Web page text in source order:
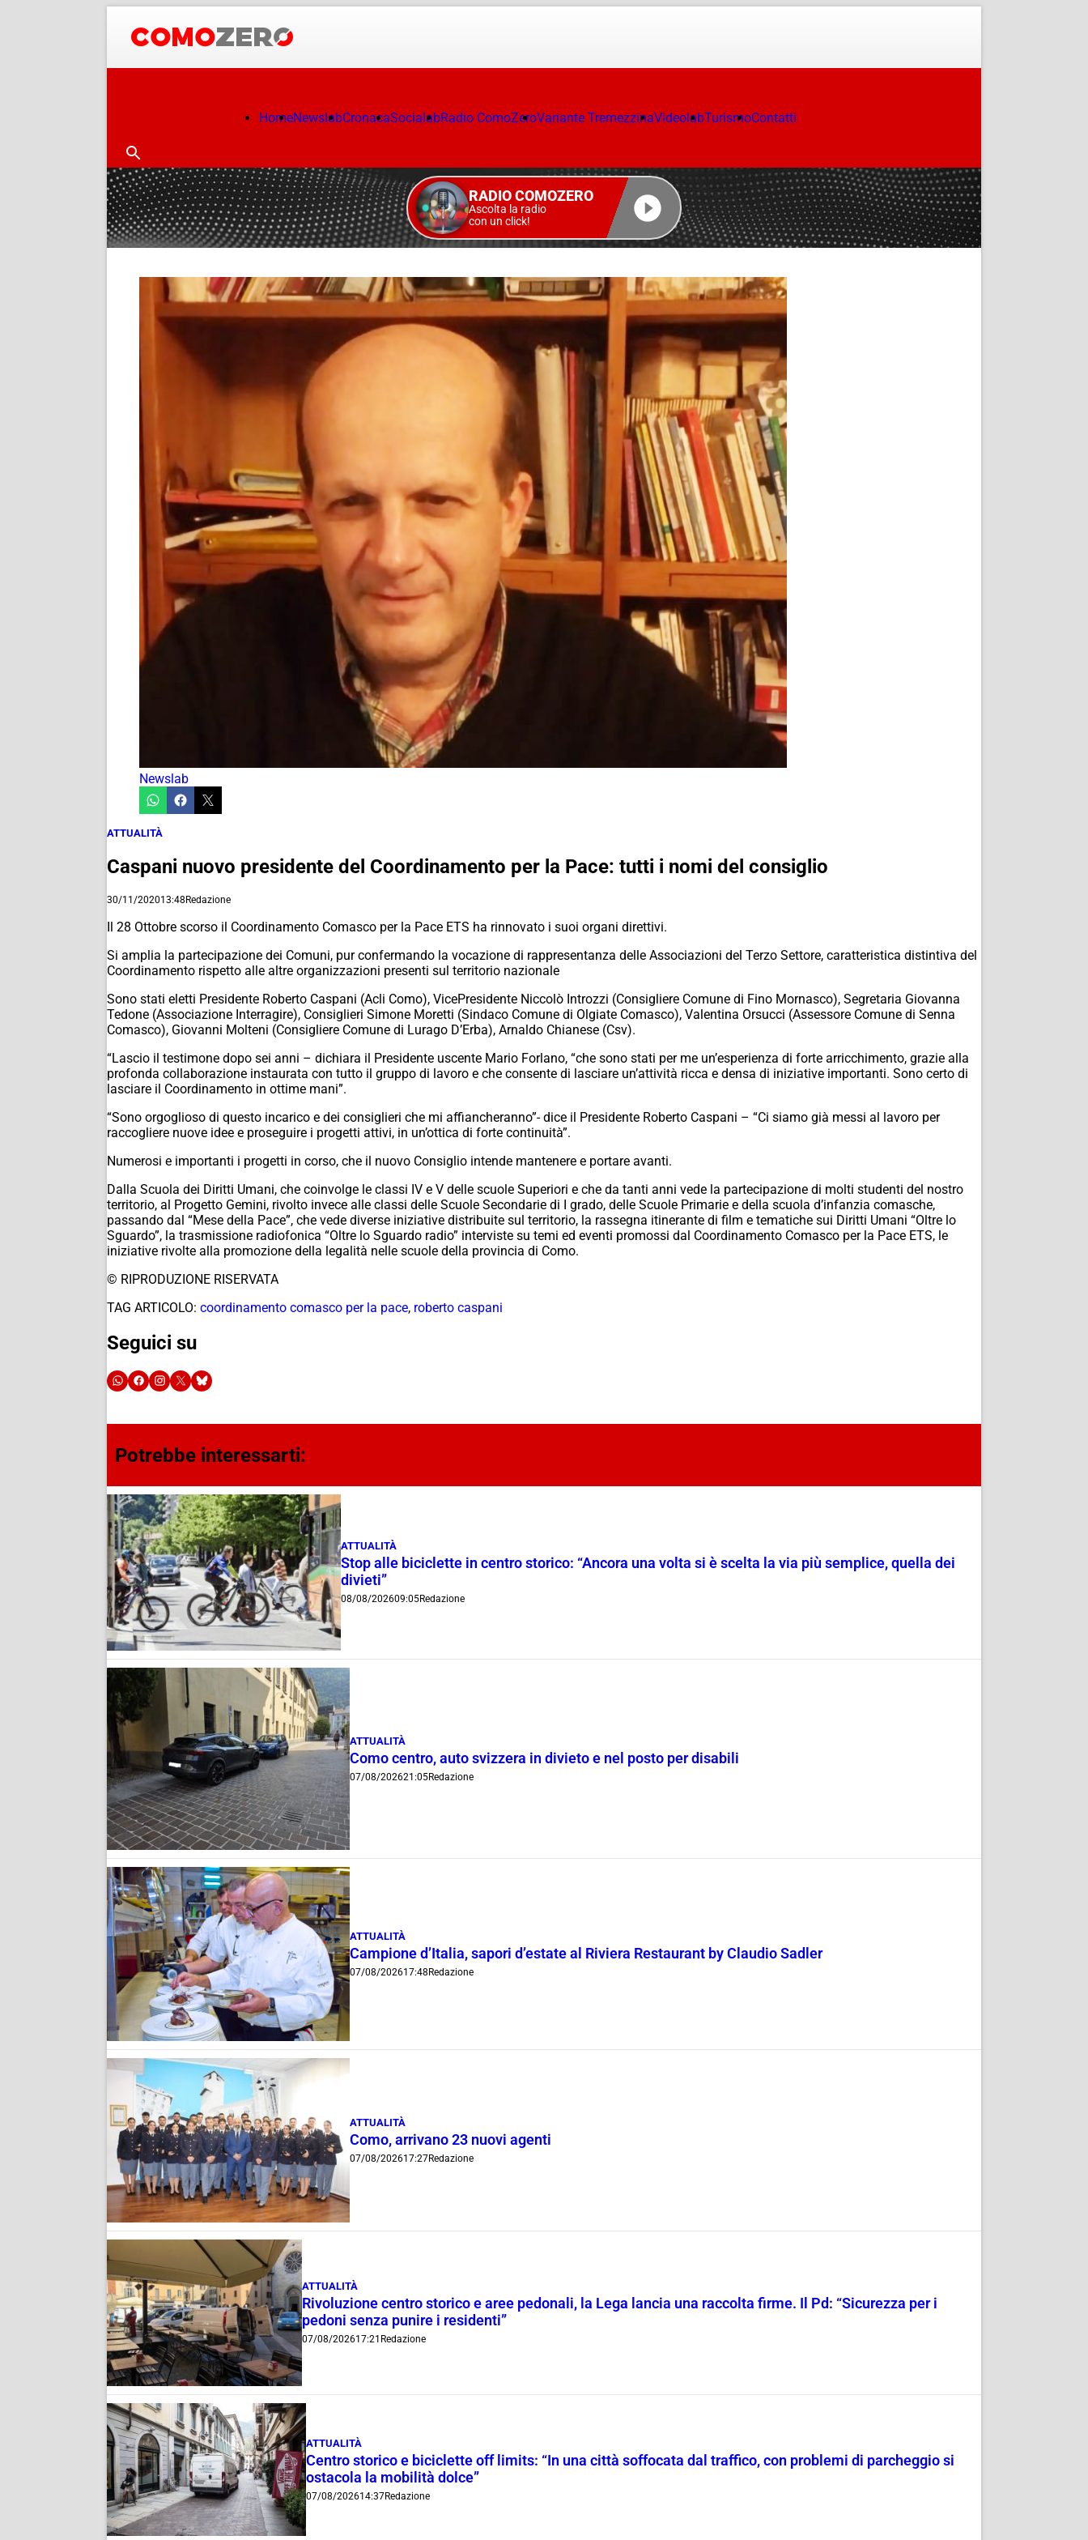
HomeNewslabCronacaSocialabRadio ComoZeroVariante TremezzinaVideolabTurismoContatti
RADIO COMOZERO
Ascolta la radio
con un click!
Newslab
ATTUALITÀ
Caspani nuovo presidente del Coordinamento per la Pace: tutti i nomi del consiglio
30/11/202013:48Redazione
Il 28 Ottobre scorso il Coordinamento Comasco per la Pace ETS ha rinnovato i suoi organi direttivi.
Si amplia la partecipazione dei Comuni, pur confermando la vocazione di rappresentanza delle Associazioni del Terzo Settore, caratteristica distintiva del
Coordinamento rispetto alle altre organizzazioni presenti sul territorio nazionale
Sono stati eletti Presidente Roberto Caspani (Acli Como), VicePresidente Niccolò Introzzi (Consigliere Comune di Fino Mornasco), Segretaria Giovanna
Tedone (Associazione Interragire), Consiglieri Simone Moretti (Sindaco Comune di Olgiate Comasco), Valentina Orsucci (Assessore Comune di Senna
Comasco), Giovanni Molteni (Consigliere Comune di Lurago D’Erba), Arnaldo Chianese (Csv).
“Lascio il testimone dopo sei anni – dichiara il Presidente uscente Mario Forlano, “che sono stati per me un’esperienza di forte arricchimento, grazie alla
profonda collaborazione instaurata con tutto il gruppo di lavoro e che consente di lasciare un’attività ricca e densa di iniziative importanti. Sono certo di
lasciare il Coordinamento in ottime mani”.
“Sono orgoglioso di questo incarico e dei consiglieri che mi affiancheranno”- dice il Presidente Roberto Caspani – “Ci siamo già messi al lavoro per
raccogliere nuove idee e proseguire i progetti attivi, in un’ottica di forte continuità”.
Numerosi e importanti i progetti in corso, che il nuovo Consiglio intende mantenere e portare avanti.
Dalla Scuola dei Diritti Umani, che coinvolge le classi IV e V delle scuole Superiori e che da tanti anni vede la partecipazione di molti studenti del nostro
territorio, al Progetto Gemini, rivolto invece alle classi delle Scuole Secondarie di I grado, delle Scuole Primarie e della scuola d’infanzia comasche,
passando dal “Mese della Pace”, che vede diverse iniziative distribuite sul territorio, la rassegna itinerante di film e tematiche sui Diritti Umani “Oltre lo
Sguardo”, la trasmissione radiofonica “Oltre lo Sguardo radio” interviste su temi ed eventi promossi dal Coordinamento Comasco per la Pace ETS, le
iniziative rivolte alla promozione della legalità nelle scuole della provincia di Como.
© RIPRODUZIONE RISERVATA
TAG ARTICOLO: coordinamento comasco per la pace, roberto caspani
Seguici su
Potrebbe interessarti:
ATTUALITÀ
Stop alle biciclette in centro storico: “Ancora una volta si è scelta la via più semplice, quella dei
divieti”
08/08/202609:05Redazione
ATTUALITÀ
Como centro, auto svizzera in divieto e nel posto per disabili
07/08/202621:05Redazione
ATTUALITÀ
Campione d’Italia, sapori d’estate al Riviera Restaurant by Claudio Sadler
07/08/202617:48Redazione
ATTUALITÀ
Como, arrivano 23 nuovi agenti
07/08/202617:27Redazione
ATTUALITÀ
Rivoluzione centro storico e aree pedonali, la Lega lancia una raccolta firme. Il Pd: “Sicurezza per i
pedoni senza punire i residenti”
07/08/202617:21 Redazione
ATTUALITÀ
Centro storico e biciclette off limits: “In una città soffocata dal traffico, con problemi di parcheggio si
ostacola la mobilità dolce”
07/08/202614:37Redazione